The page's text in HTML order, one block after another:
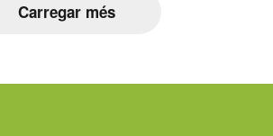
Carregar més